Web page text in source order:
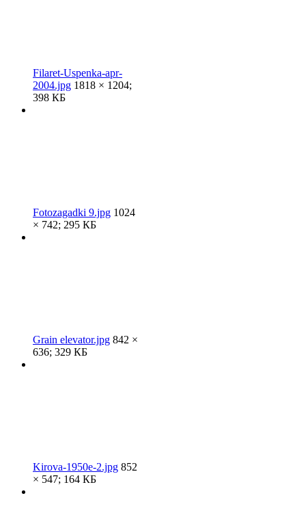
Filaret-Uspenka-apr-
2004.jpg 1818 × 1204;
398 КБ
Fotozagadki 9.jpg 1024
× 742; 295 КБ
Grain elevator.jpg 842 ×
636; 329 КБ
Kirova-1950e-2.jpg 852
× 547; 164 КБ